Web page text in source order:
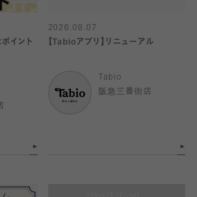
イント
2026.08.07
【Tabioアプリ】リニューアル
Tabio
阪急三番街店